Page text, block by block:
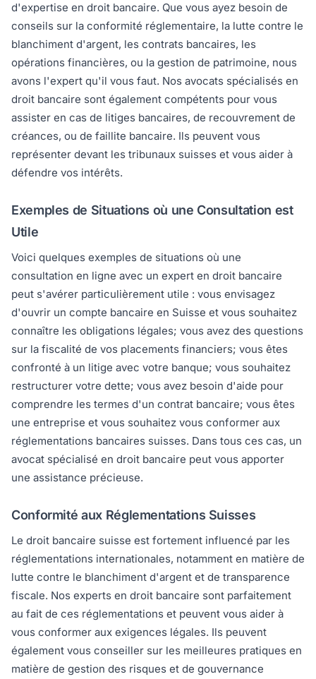
d'expertise en droit bancaire. Que vous ayez besoin de
conseils sur la conformité réglementaire, la lutte contre le
blanchiment d'argent, les contrats bancaires, les
opérations financières, ou la gestion de patrimoine, nous
avons l'expert qu'il vous faut. Nos avocats spécialisés en
droit bancaire sont également compétents pour vous
assister en cas de litiges bancaires, de recouvrement de
créances, ou de faillite bancaire. Ils peuvent vous
représenter devant les tribunaux suisses et vous aider à
défendre vos intérêts.
Exemples de Situations où une Consultation est
Utile
Voici quelques exemples de situations où une
consultation en ligne avec un expert en droit bancaire
peut s'avérer particulièrement utile : vous envisagez
d'ouvrir un compte bancaire en Suisse et vous souhaitez
connaître les obligations légales; vous avez des questions
sur la fiscalité de vos placements financiers; vous êtes
confronté à un litige avec votre banque; vous souhaitez
restructurer votre dette; vous avez besoin d'aide pour
comprendre les termes d'un contrat bancaire; vous êtes
une entreprise et vous souhaitez vous conformer aux
réglementations bancaires suisses. Dans tous ces cas, un
avocat spécialisé en droit bancaire peut vous apporter
une assistance précieuse.
Conformité aux Réglementations Suisses
Le droit bancaire suisse est fortement influencé par les
réglementations internationales, notamment en matière de
lutte contre le blanchiment d'argent et de transparence
fiscale. Nos experts en droit bancaire sont parfaitement
au fait de ces réglementations et peuvent vous aider à
vous conformer aux exigences légales. Ils peuvent
également vous conseiller sur les meilleures pratiques en
matière de gestion des risques et de gouvernance